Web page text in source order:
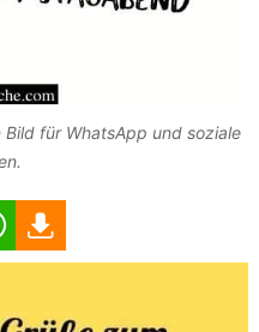
für WhatsApp und soziale